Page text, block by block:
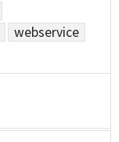
webservice